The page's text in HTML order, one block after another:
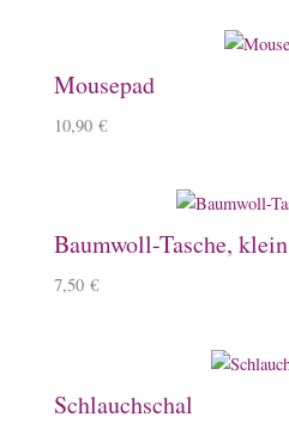
Mousepad
10,90 €
Baumwoll-Tasche, klein
7,50 €
Schlauchschal